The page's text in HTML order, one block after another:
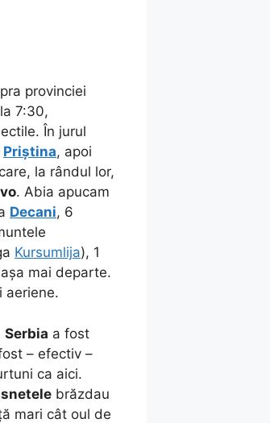
provinciei
7:30,
În jurul
Priștina, apoi
la rândul lor,
. Abia apucam
Decani, 6
Kursumlija), 1
mai departe.
aeriene.
Serbia a fost
– efectiv –
ca aici.
brăzdau
mari cât oul de